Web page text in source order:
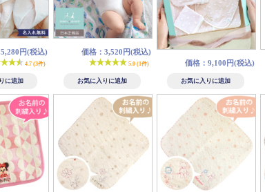
円(税込)
4.7 (3件)
価格：3,520円(税込)
5.0 (1件) 価格：9,100円(税込)